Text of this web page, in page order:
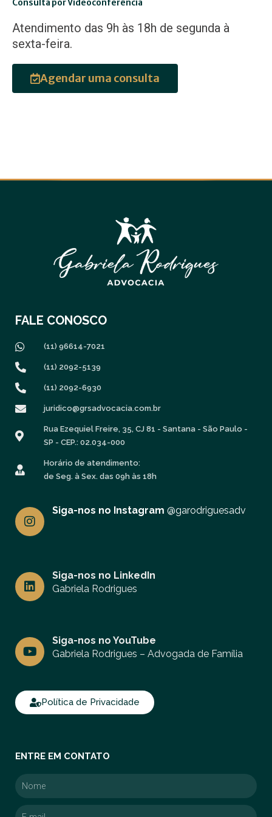
Consulta por Videoconferência
Atendimento das 9h às 18h de segunda à
sexta-feira.
Agendar uma consulta
FALE CONOSCO
(11) 96614-7021
(11) 2092-5139
(11) 2092-6930
juridico@grsadvocacia.com.br
Rua Ezequiel Freire, 35, CJ 81 - Santana - São Paulo -
SP - CEP.: 02.034-000
Horário de atendimento:
de Seg. à Sex. das 09h às 18h
n
s
t
r
a
m
Siga-nos no Instagram @garodriguesadv
i
n
k
i
n
Siga-nos no LinkedIn
Gabriela Rodrigues
o
u
t
b
e
Siga-nos no YouTube
Gabriela Rodrigues – Advogada de Família
Política de Privacidade
ENTRE EM CONTATO